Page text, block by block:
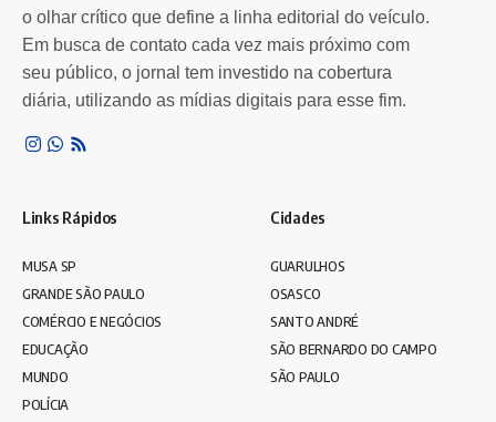
o olhar crítico que define a linha editorial do veículo.
Em busca de contato cada vez mais próximo com
seu público, o jornal tem investido na cobertura
diária, utilizando as mídias digitais para esse fim.
Links Rápidos
MUSA SP
GRANDE SÃO PAULO
COMÉRCIO E NEGÓCIOS
EDUCAÇÃO
MUNDO
POLÍCIA
Cidades
GUARULHOS
OSASCO
SANTO ANDRÉ
SÃO BERNARDO DO CAMPO
SÃO PAULO